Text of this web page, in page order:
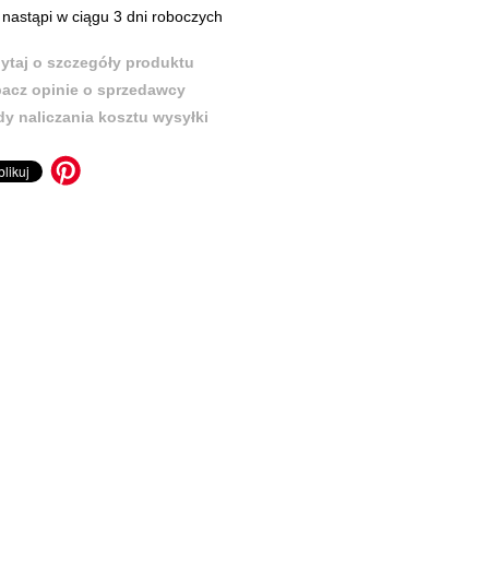
nastąpi w ciągu 3 dni roboczych
o szczegóły produktu
opinie o sprzedawcy
naliczania kosztu wysyłki